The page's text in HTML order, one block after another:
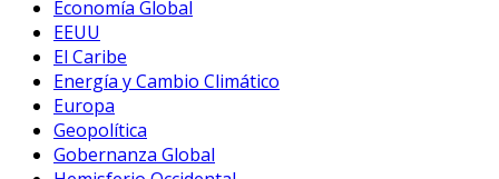
Economía Global
EEUU
El Caribe
Energía y Cambio Climático
Europa
Geopolítica
Gobernanza Global